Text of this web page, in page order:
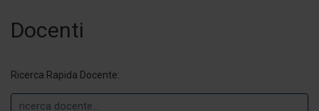
Docenti
Ricerca Rapida Docente: